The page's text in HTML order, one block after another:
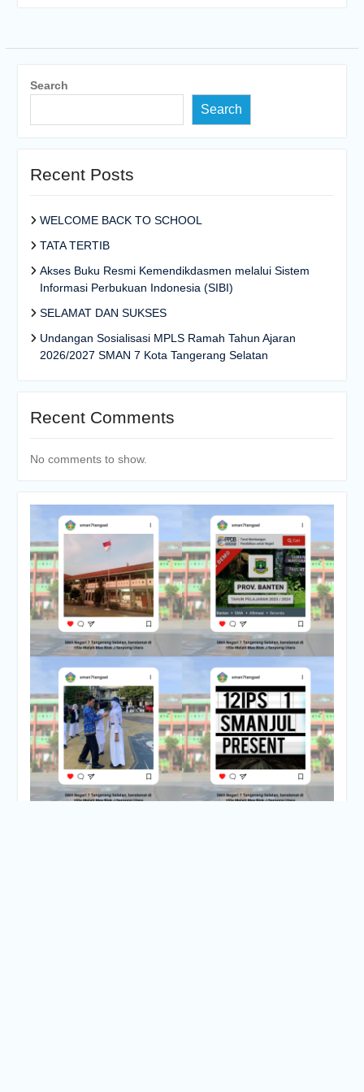
Search
Search
Recent Posts
WELCOME BACK TO SCHOOL
TATA TERTIB
Akses Buku Resmi Kemendikdasmen melalui Sistem
Informasi Perbukuan Indonesia (SIBI)
SELAMAT DAN SUKSES
Undangan Sosialisasi MPLS Ramah Tahun Ajaran
2026/2027 SMAN 7 Kota Tangerang Selatan
Recent Comments
No comments to show.